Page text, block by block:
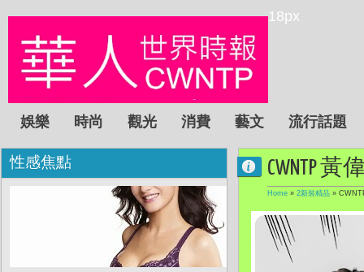
18px
娛樂 時尚 觀光 消費 藝文 流行話題
CWNTP 黃
Home » 2新裝精品 »
性感焦點